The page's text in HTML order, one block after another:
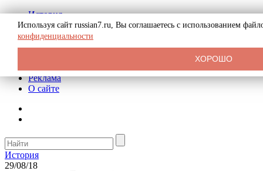
История
Биография
Криминал
СССР
Реклама
О сайте
История
29/08/18
Используя сайт russian7.ru, Вы соглашаетесь с использованием
конфиденциальности
ХОРОШО